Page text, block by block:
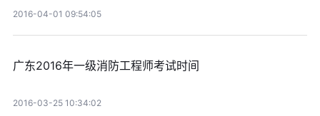
2016-04-01 09:54:05
广东2016年一级消防工程师考试时间
2016-03-25 10:34:02